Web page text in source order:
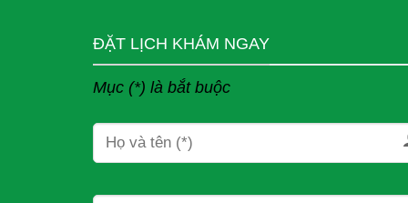
ĐẶT LỊCH KHÁM NGAY
Mục (*) là bắt buộc